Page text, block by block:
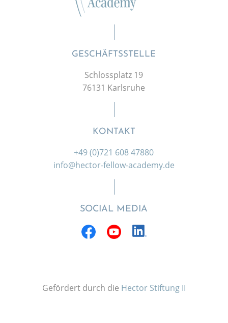
GESCHÄFTSSTELLE
Schlossplatz 19
76131 Karlsruhe
KONTAKT
+49 (0)721 608 47880
info@hector-fellow-academy.de
SOCIAL MEDIA
Gefördert durch die Hector Stiftung II